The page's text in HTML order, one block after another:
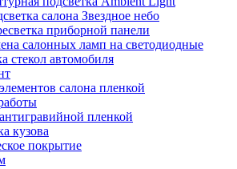
салона Звездное небо
приборной панели
салонных ламп на светодиодные
стекол автомобиля
салона пленкой
пленкой
кузова
покрытие